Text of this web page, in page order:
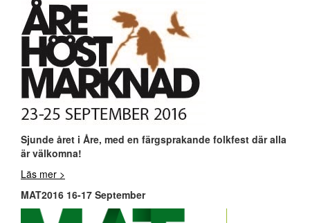
Sjunde året i Åre, med en färgsprakande folkfest där alla
är välkomna!
Läs mer >
MAT2016 16-17 September